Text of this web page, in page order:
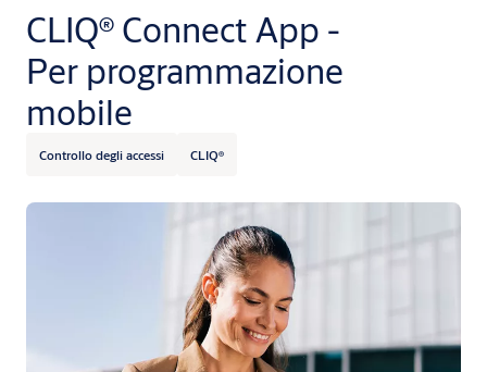
CLIQ® Connect App -
Per programmazione
mobile
Controllo degli accessi CLIQ®